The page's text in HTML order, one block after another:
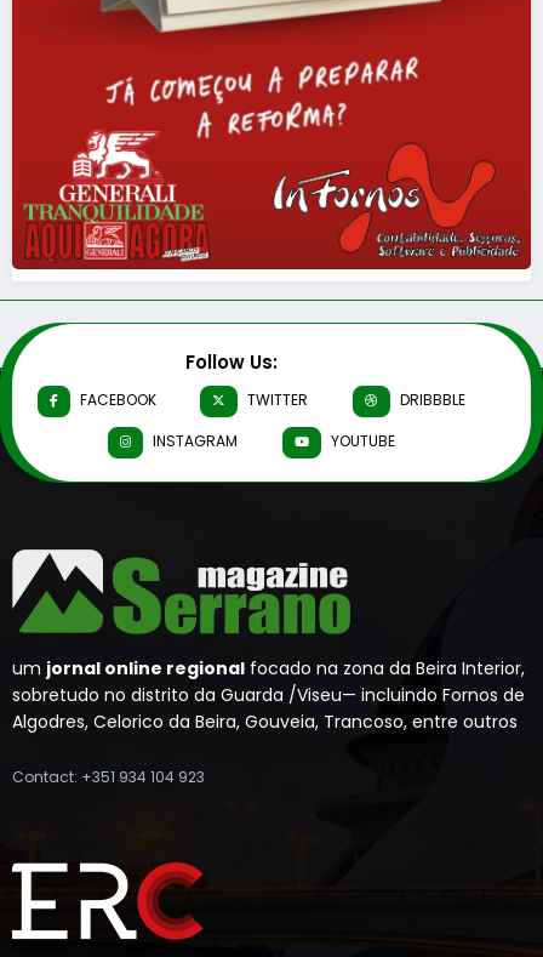
Follow Us:
FACEBOOK TWITTER
DRIBBBLE
INSTAGRAM
YOUTUBE
um jornal online regional focado na zona da Beira Interior,
sobretudo no distrito da Guarda /Viseu— incluindo Fornos de
Algodres, Celorico da Beira, Gouveia, Trancoso, entre outros
Contact: +351 934 104 923